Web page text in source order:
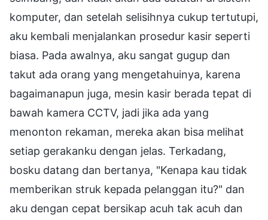
komputer, dan setelah selisihnya cukup tertutupi,
aku kembali menjalankan prosedur kasir seperti
biasa. Pada awalnya, aku sangat gugup dan
takut ada orang yang mengetahuinya, karena
bagaimanapun juga, mesin kasir berada tepat di
bawah kamera CCTV, jadi jika ada yang
menonton rekaman, mereka akan bisa melihat
setiap gerakanku dengan jelas. Terkadang,
bosku datang dan bertanya, "Kenapa kau tidak
memberikan struk kepada pelanggan itu?" dan
aku dengan cepat bersikap acuh tak acuh dan